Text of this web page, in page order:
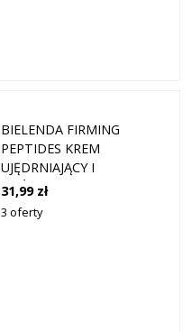
BIELENDA FIRMING
PEPTIDES KREM
UJĘDRNIAJĄCY I
ODŻYWIAJĄCY 70+ 50 ML
31,99 zł
3 oferty